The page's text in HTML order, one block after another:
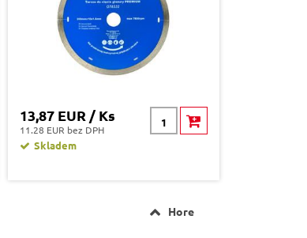
13,87 EUR / Ks
11.28 EUR bez DPH
Skladem
Hore